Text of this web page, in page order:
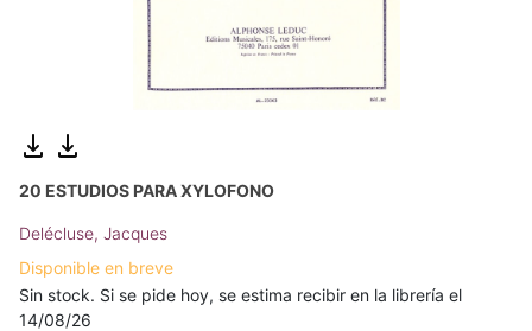
20 ESTUDIOS PARA XYLOFONO
Delécluse, Jacques
Disponible en breve
Sin stock. Si se pide hoy, se estima recibir en la librería el
14/08/26